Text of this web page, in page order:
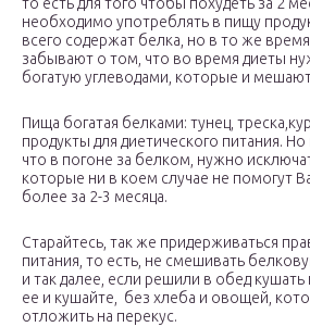
необходимо употреблять в пищу
всего содержат белка, но в то же
забывают о том, что во время диеты
богатую углеводами, которые и
Пища богатая белками: тунец,
продукты для диетического питания.
что в погоне за белком, нужно
которые ни в коем случае не помогут
более за 2-3 месяца.
Старайтесь, так же придерживаться
питания, то есть, не смешивать
и так далее, если решили в обед кушать
ее и кушайте, без хлеба и овощей,
отложить на перекус.